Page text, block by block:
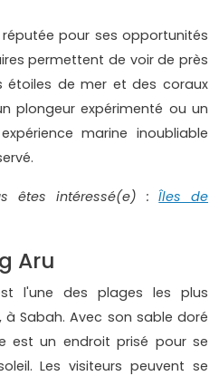
pour ses opportunités
permettent de voir de près
étoiles de mer et des coraux
plongeur expérimenté ou un
marine inoubliable
êtes intéressé(e) :Îles de
Aru
l'une des plages les plus
à Sabah. Avec son sable doré
est un endroit prisé pour se
Les visiteurs peuvent se